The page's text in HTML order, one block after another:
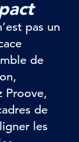
pas un
de
Proove,
de
les